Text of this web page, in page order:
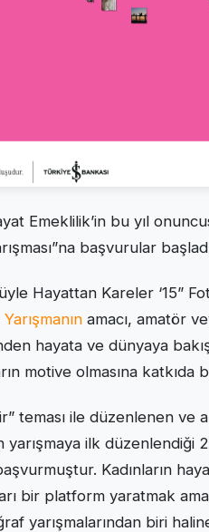
Emeklilik’in bu yıl
başvurular
Hayattan Kareler ‘15”
Yarışmanın amacı, amatör
hayata ve dünyaya
motive olmasına katkıda
teması ile düzenlenen
yarışmaya ilk düzenlendiği
Kadınların
bir platform yaratmak
yarışmalarından biri